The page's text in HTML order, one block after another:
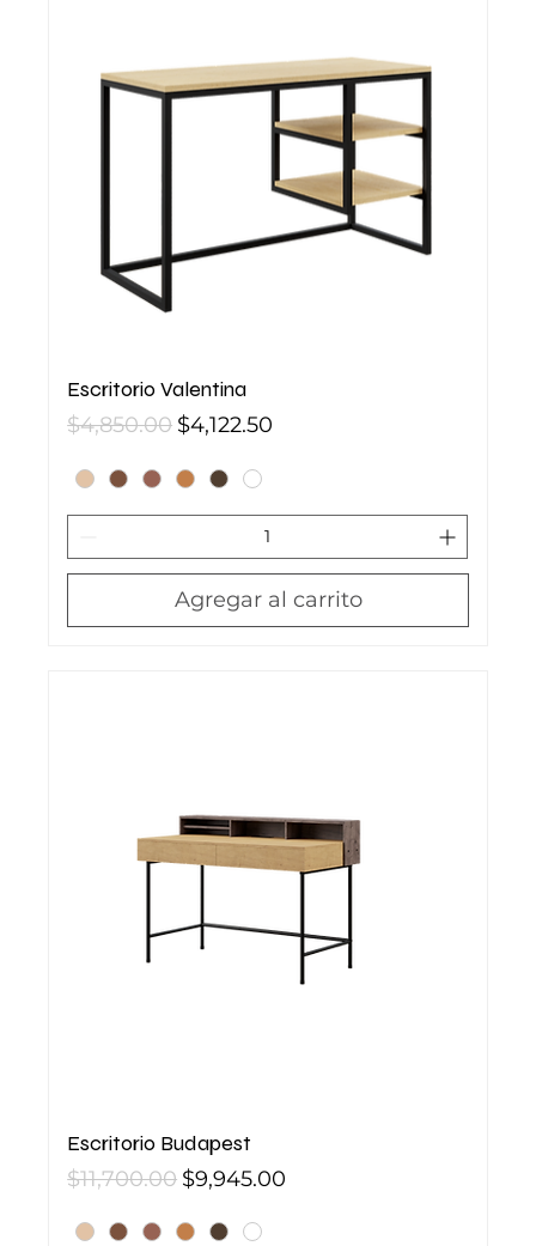
Escritorio Valentina
Precio
$4,850.00 Precio de oferta
$4,122.50
Agregar al carrito
Escritorio Budapest
Precio
$11,700.00 Precio de oferta
$9,945.00